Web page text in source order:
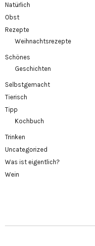
Natürlich
Obst
Rezepte
Weihnachtsrezepte
Schönes
Geschichten
Selbstgemacht
Tierisch
Tipp
Kochbuch
Trinken
Uncategorized
Was ist eigentlich?
Wein